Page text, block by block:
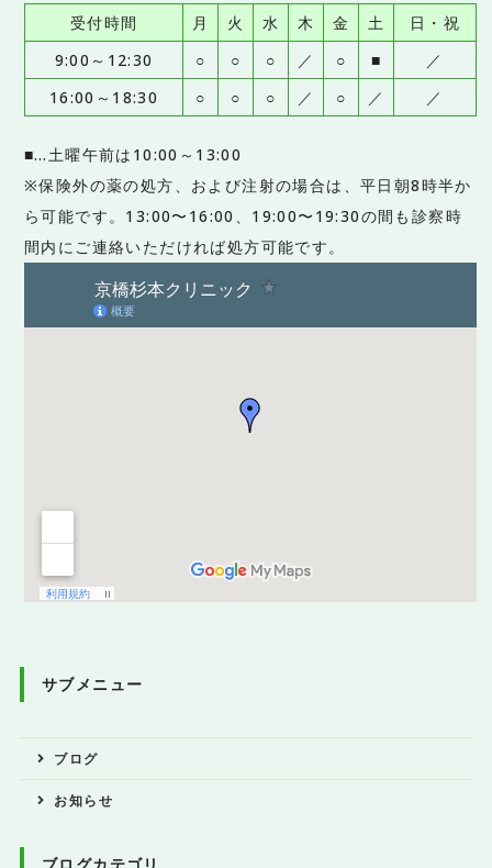
受付時間 月 火 水 木 金 土
日・祝
9:00～12:30
○ ○ ○ ／ ○ ■
／
16:00～18:30
○ ○ ○ ／ ○ ／ ／
■…土曜午前は10:00～13:00
※保険外の薬の処方、および注射の場合は、平日朝8時半か
ら可能です。13:00〜16:00、19:00〜19:30の間も診察時
間内にご連絡いただければ処方可能です。
サブメニュー
ブログ
お知らせ
ブログカテゴリ